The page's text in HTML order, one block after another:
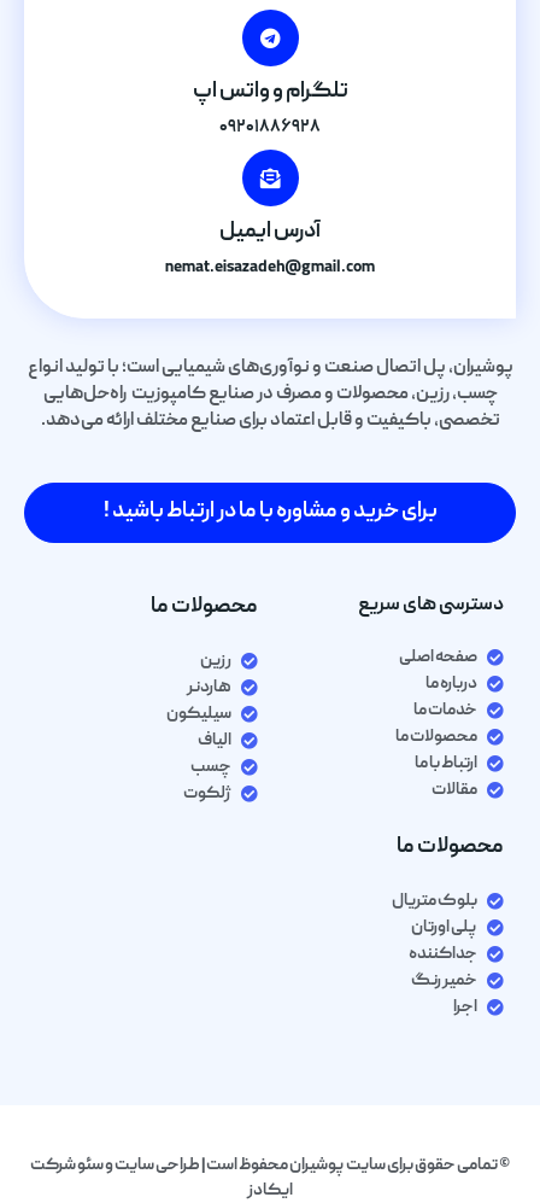
تلگرام و واتس اپ
۰۹۲۰۱۸۸۶۹۲۸
آدرس ایمیل
nemat.eisazadeh@gmail.com
پوشیران، پل اتصال صنعت و نوآوری‌های شیمیایی است؛ با تولید انواع
چسب، رزین، محصولات و مصرف در صنایع کامپوزیت راه‌حل‌هایی
تخصصی، باکیفیت و قابل اعتماد برای صنایع مختلف ارائه می‌دهد.
برای خرید و مشاوره با ما در ارتباط باشید !
دسترسی های سریع
صفحه اصلی
درباره ما
خدمات ما
محصولات ما
ارتباط با ما
مقالات
محصولات ما
رزین
هاردنر
سیلیکون
الیاف
چسب
ژلکوت
محصولات ما
بلوک متریال
پلی اورتان
جداکننده
خمیر رنگ
اجرا
© تمامی حقوق برای سایت پوشیران محفوظ است| طراحی سایت و سئو شرکت
ایکادز